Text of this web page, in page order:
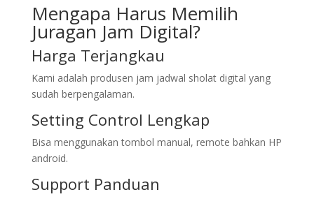
Mengapa Harus Memilih
Juragan Jam Digital?
Harga Terjangkau
Kami adalah produsen jam jadwal sholat digital yang
sudah berpengalaman.
Setting Control Lengkap
Bisa menggunakan tombol manual, remote bahkan HP
android.
Support Panduan